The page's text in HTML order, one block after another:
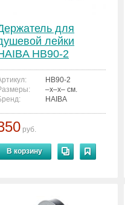
для
лейки
HB90-2
HB90-2
–x–x– см.
HAIBA
руб.
В корзину